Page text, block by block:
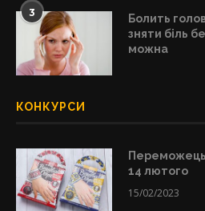
3
Болить
зняти біль
можна
КОНКУРСИ
Переможець
14 лютого
15/02/2023